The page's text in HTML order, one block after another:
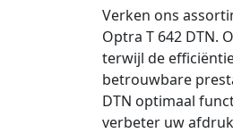
Verken ons
Optra T 642 DTN.
terwijl de
betrouwbare
DTN optimaal
verbeter uw